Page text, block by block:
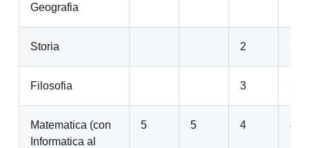
Geografia
Storia 2
Filosofia 3 3
Matematica (con
Informatica al
5 5 4 4